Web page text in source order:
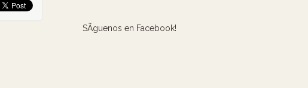
SÃ­guenos en Facebook!